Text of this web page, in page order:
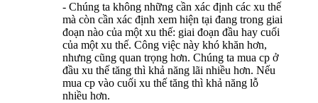
- Chúng ta không những cần xác định các xu thế
mà còn cần xác định xem hiện tại đang trong giai
đoạn nào của một xu thế: giai đoạn đầu hay cuối
của một xu thế. Công việc này khó khăn hơn,
nhưng cũng quan trọng hơn. Chúng ta mua cp ở
đầu xu thế tăng thì khả năng lãi nhiều hơn. Nếu
mua cp vào cuối xu thế tăng thì khả năng lỗ
nhiều hơn.